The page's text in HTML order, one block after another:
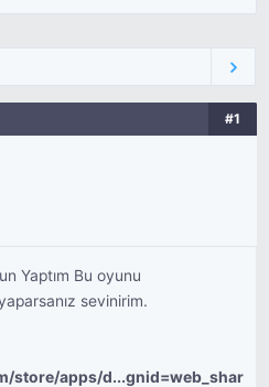
#1
Yaptım Bu oyunu
sevinirim.
store/apps/d...gnid=web_shar